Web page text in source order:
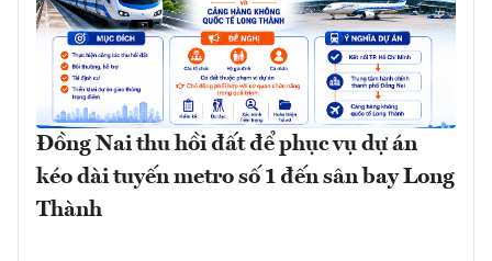
Đồng Nai thu hồi đất để phục vụ dự án
kéo dài tuyến metro số 1 đến sân bay Long
Thành